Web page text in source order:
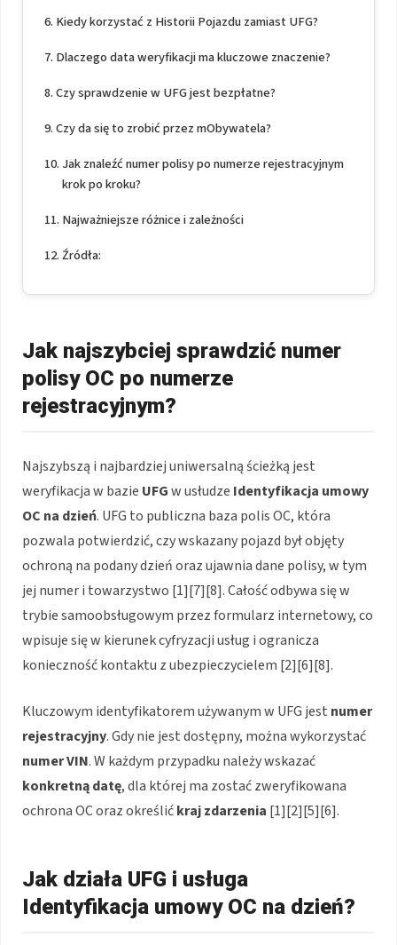
Kiedy korzystać z Historii Pojazdu zamiast UFG?
Dlaczego data weryfikacji ma kluczowe znaczenie?
Czy sprawdzenie w UFG jest bezpłatne?
Czy da się to zrobić przez mObywatela?
Jak znaleźć numer polisy po numerze rejestracyjnym
krok po kroku?
Najważniejsze różnice i zależności
Źródła:
Jak najszybciej sprawdzić numer
polisy OC po numerze
rejestracyjnym?
Najszybszą i najbardziej uniwersalną ścieżką jest
weryfikacja w bazie UFGw usłudze Identyfikacja umowy
OC na dzień. UFG to publiczna baza polis OC, która
pozwala potwierdzić, czy wskazany pojazd był objęty
ochroną na podany dzień oraz ujawnia dane polisy, w tym
jej numer i towarzystwo [1][7][8]. Całość odbywa się w
trybie samoobsługowym przez formularz internetowy, co
wpisuje się w kierunek cyfryzacji usług i ogranicza
konieczność kontaktu z ubezpieczycielem [2][6][8].
Kluczowym identyfikatorem używanym w UFG jest numer
rejestracyjny. Gdy nie jest dostępny, można wykorzystać
numer VIN. W każdym przypadku należy wskazać
konkretną datę, dla której ma zostać zweryfikowana
ochrona OC oraz określićkraj zdarzenia [1][2][5][6].
Jak działa UFG i usługa
Identyfikacja umowy OC na dzień?